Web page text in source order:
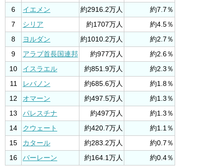
6
イエメン 約2916.2万人
約7.7％
7
シリア 約1707万人
約4.5％
8
ヨルダン 約1010.2万人
約2.7％
9
アラブ首長国連邦 約977万人
約2.6％
10
イスラエル 約851.9万人
約2.3％
11
レバノン 約685.6万人
約1.8％
12
オマーン 約497.5万人
約1.3％
13
パレスチナ 約497万人
約1.3％
14
クウェート 約420.7万人
約1.1％
15
カタール 約283.2万人
約0.7％
16
バーレーン 約164.1万人 約0.4％